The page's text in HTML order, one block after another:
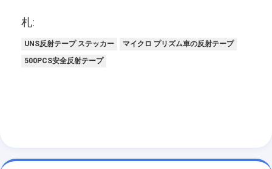
札:
UNS反射テープ ステッカー
マイクロ プリズム車の反射テープ
500PCS安全反射テープ